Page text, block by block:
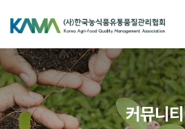
커뮤니티